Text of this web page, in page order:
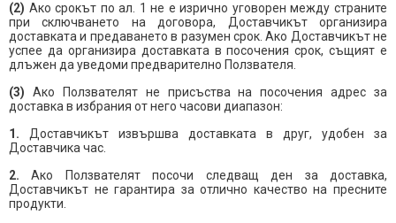
(2) Ако срокът по ал. 1 не е изрично уговорен между страните
при сключването на договора, Доставчикът организира
доставката и предаването в разумен срок. Ако Доставчикът не
успее да организира доставката в посочения срок, същият е
длъжен да уведоми предварително Ползвателя.
(3) Ако Ползвателят не присъства на посочения адрес за
доставка в избрания от него часови диапазон:
1. Доставчикът извършва доставката в друг, удобен за
Доставчика час.
2. Ако Ползвателят посочи следващ ден за доставка,
Доставчикът не гарантира за отлично качество на пресните
продукти.